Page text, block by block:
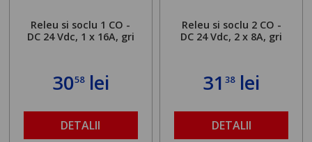
Releu si soclu 1 CO -
DC 24 Vdc, 1 x 16A, gri
3058lei
DETALII
Releu si soclu 2 CO -
DC 24 Vdc, 2 x 8A, gri
3138lei
DETALII